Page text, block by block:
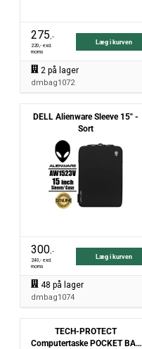
275,-
220,- excl.
moms
Læg i kurven
2på lager
dmbag1072
DELL Alienware Sleeve 15" -
Sort
300,-
240,- excl.
moms
Læg i kurven
48 på lager
dmbag1074
TECH-PROTECT
Computertaske POCKET BAG